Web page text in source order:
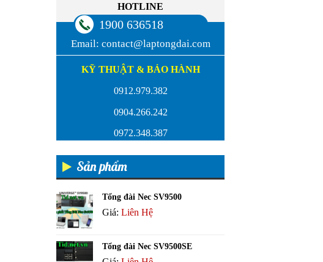
HOTLINE
1900 636518
Email: contact@laptongdai.com
KỸ THUẬT & BẢO HÀNH
0912.979.382
0904.266.242
0972.348.387
Sản phẩm
Tổng đài Nec SV9500
Giá: Liên Hệ
Tổng đài Nec SV9500SE